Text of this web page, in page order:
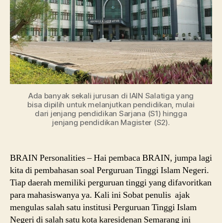
Ada banyak sekali jurusan di IAIN Salatiga yang
bisa dipilih untuk melanjutkan pendidikan, mulai
dari jenjang pendidikan Sarjana (S1) hingga
jenjang pendidikan Magister (S2).
BRAIN Personalities – Hai pembaca BRAIN, jumpa lagi
kita di pembahasan soal Perguruan Tinggi Islam Negeri.
Tiap daerah memiliki perguruan tinggi yang difavoritkan
para mahasiswanya ya. Kali ini Sobat penulis ajak
mengulas salah satu institusi Perguruan Tinggi Islam
Negeri di salah satu kota karesidenan Semarang ini